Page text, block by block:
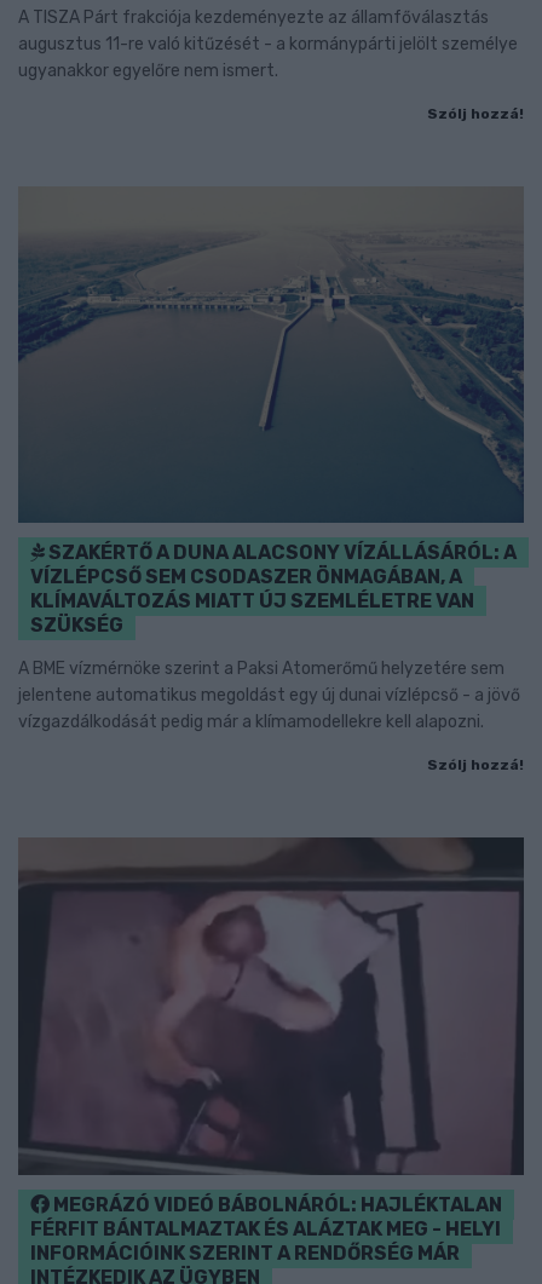
A TISZA Párt frakciója kezdeményezte az államfőválasztás
augusztus 11-re való kitűzését - a kormánypárti jelölt személye
ugyanakkor egyelőre nem ismert.
Szólj hozzá!
SZAKÉRTŐ A DUNA ALACSONY VÍZÁLLÁSÁRÓL: A
VÍZLÉPCSŐ SEM CSODASZER ÖNMAGÁBAN, A
KLÍMAVÁLTOZÁS MIATT ÚJ SZEMLÉLETRE VAN
SZÜKSÉG
A BME vízmérnöke szerint a Paksi Atomerőmű helyzetére sem
jelentene automatikus megoldást egy új dunai vízlépcső - a jövő
vízgazdálkodását pedig már a klímamodellekre kell alapozni.
Szólj hozzá!
MEGRÁZÓ VIDEÓ BÁBOLNÁRÓL: HAJLÉKTALAN
FÉRFIT BÁNTALMAZTAK ÉS ALÁZTAK MEG - HELYI
INFORMÁCIÓINK SZERINT A RENDŐRSÉG MÁR
INTÉZKEDIK AZ ÜGYBEN